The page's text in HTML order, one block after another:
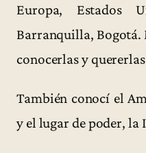
Europa, Estados
Barranquilla,
conocerlas y
También conocí el
y el lugar de poder, la